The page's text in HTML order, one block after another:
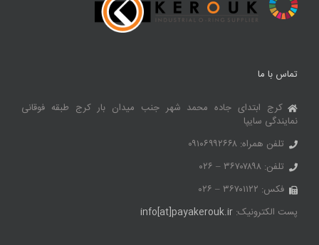
تماس با ما
کرج ابتدای جاده محمد شهر جنب میدان بار کرج طبقه فوقانی
نمایندگی سایپا
تلفن همراه: ۰۹۱۰۶۹۹۲۶۶۸
تلفن: ۳۶۷۰۷۸۹۸ – ۰۲۶
فکس: ۳۶۷۰۱۱۲۲ – ۰۲۶
پست الکترونیک: info[at]payakerouk.ir